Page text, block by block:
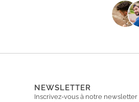
NEWSLETTER
Inscrivez-vous à notre